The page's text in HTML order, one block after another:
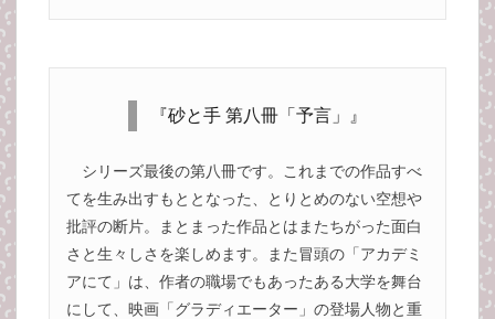
『砂と手 第八冊「予言」』
シリーズ最後の第八冊です。これまでの作品すべ
てを生み出すもととなった、とりとめのない空想や
批評の断片。まとまった作品とはまたちがった面白
さと生々しさを楽しめます。また冒頭の「アカデミ
アにて」は、作者の職場でもあったある大学を舞台
にして、映画「グラディエーター」の登場人物と重